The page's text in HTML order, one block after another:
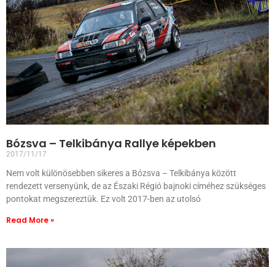
Bózsva – Telkibánya Rallye képekben
2017/11/17
Nem volt különösebben sikeres a Bózsva – Telkibánya között
rendezett versenyünk, de az Északi Régió bajnoki címéhez szükséges
pontokat megszereztük. Ez volt 2017-ben az utolsó
Read More »